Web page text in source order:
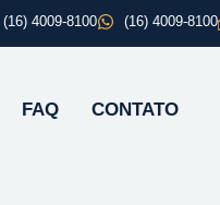
(16) 4009-8100 (16) 4009-8100
FAQ CONTATO